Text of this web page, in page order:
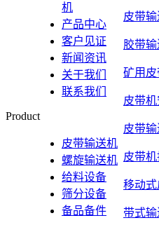
皮带
胶带
矿用
皮带
皮带
皮带
移动
带式输
机
产品中心
客户见证
新闻资讯
关于我们
联系我们
Product
皮带输送机
螺旋输送机
给料设备
筛分设备
备品备件